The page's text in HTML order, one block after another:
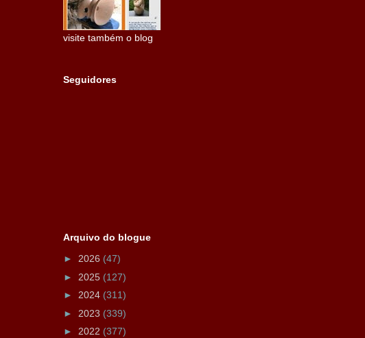
visite também o blog
Seguidores
Arquivo do blogue
► 2026 (47)
► 2025 (127)
► 2024 (311)
► 2023 (339)
► 2022 (377)